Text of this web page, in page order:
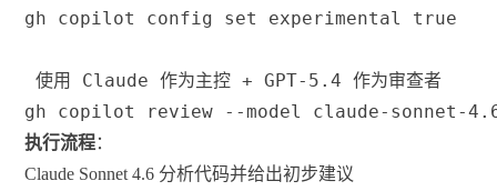
gh copilot config set experimental true
使用 Claude 作为主控 + GPT-5.4 作为审查者
gh copilot review --model claude-sonnet-
执行流程：
Claude Sonnet 4.6 分析代码并给出初步建议